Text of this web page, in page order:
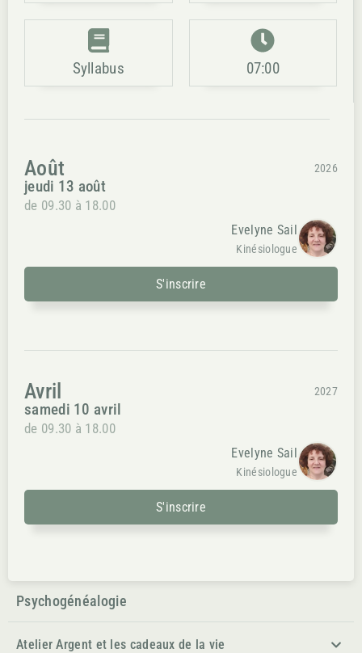
Psychogénéalogie
Atelier Argent et les cadeaux de la vie
Syllabus 07:00
Août 2026
jeudi 13 août
de 09.30 à 18.00
Evelyne Sail
Kinésiologue
S'inscrire
Avril 2027
samedi 10 avril
de 09.30 à 18.00
Evelyne Sail
Kinésiologue
S'inscrire